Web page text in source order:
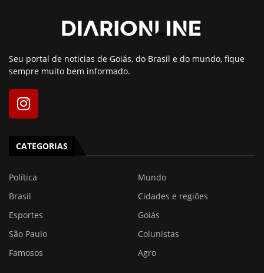
Seu portal de noticias de Goiás, do Brasil e do mundo, fique
sempre muito bem informado.
CATEGORIAS
Política
Mundo
Brasil
Cidades e regiões
Esportes
Goiás
São Paulo
Colunistas
Famosos
Agro